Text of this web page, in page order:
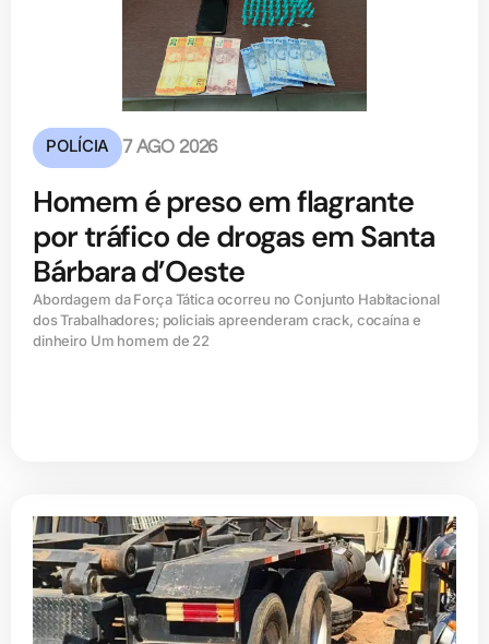
POLÍCIA 7 AGO 2026
Homem é preso em flagrante
por tráfico de drogas em Santa
Bárbara d’Oeste
Abordagem da Força Tática ocorreu no Conjunto Habitacional
dos Trabalhadores; policiais apreenderam crack, cocaína e
dinheiro Um homem de 22